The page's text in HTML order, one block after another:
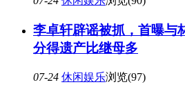
李卓轩辟谣被抓，首曝与
分得遗产比继母多
07-24 休闲娱乐浏览(97)